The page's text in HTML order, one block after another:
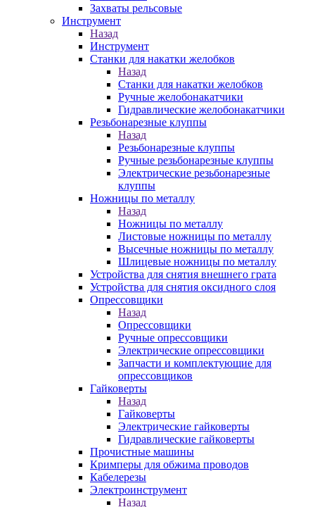
Захваты рельсовые
Инструмент
Назад
Инструмент
Станки для накатки желобков
Назад
Станки для накатки желобков
Ручные желобонакатчики
Гидравлические желобонакатчики
Резьбонарезные клуппы
Назад
Резьбонарезные клуппы
Ручные резьбонарезные клуппы
Электрические резьбонарезные
клуппы
Ножницы по металлу
Назад
Ножницы по металлу
Листовые ножницы по металлу
Высечные ножницы по металлу
Шлицевые ножницы по металлу
Устройства для снятия внешнего грата
Устройства для снятия оксидного слоя
Опрессовщики
Назад
Опрессовщики
Ручные опрессовщики
Электрические опрессовщики
Запчасти и комплектующие для
опрессовщиков
Гайковерты
Назад
Гайковерты
Электрические гайковерты
Гидравлические гайковерты
Прочистные машины
Кримперы для обжима проводов
Кабелерезы
Электроинструмент
Назад